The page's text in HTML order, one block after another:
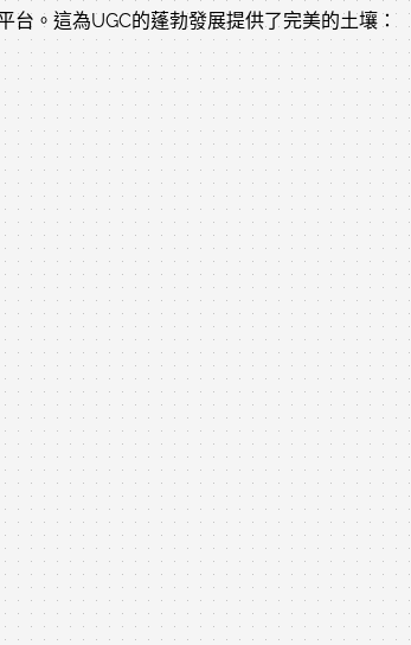
台。這為UGC的蓬勃發展提供了完美的土壤：